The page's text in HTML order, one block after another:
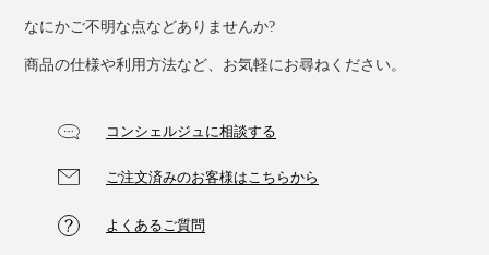
これ１枚で済むから、「寝具の衣替え」がマルっとなく
なって、収納スペースもすっきり。
を引っ張り出してセットするという、面倒な重労働から
作っているのは、創業80年を超える群馬の老舗寝具工
場。14もの製造ラインと熟練の手作業でこの４層構造を
なにかご不明な点などありませんか?
商品の仕様や利用方法など、お気軽にお尋ねください。
コンシェルジュに相談する
ご注文済みのお客様はこちらから
よくあるご質問